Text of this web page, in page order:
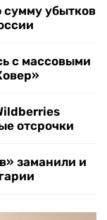
убытков
с массовыми
отсрочки
заманили и